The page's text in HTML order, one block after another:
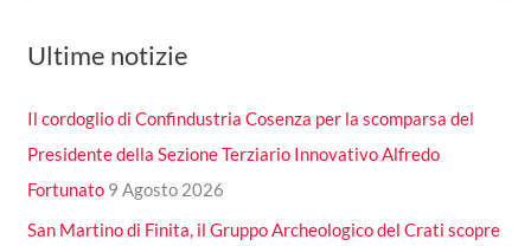
Ultime notizie
Il cordoglio di Confindustria Cosenza per la scomparsa del
Presidente della Sezione Terziario Innovativo Alfredo
Fortunato 9 Agosto 2026
San Martino di Finita, il Gruppo Archeologico del Crati scopre